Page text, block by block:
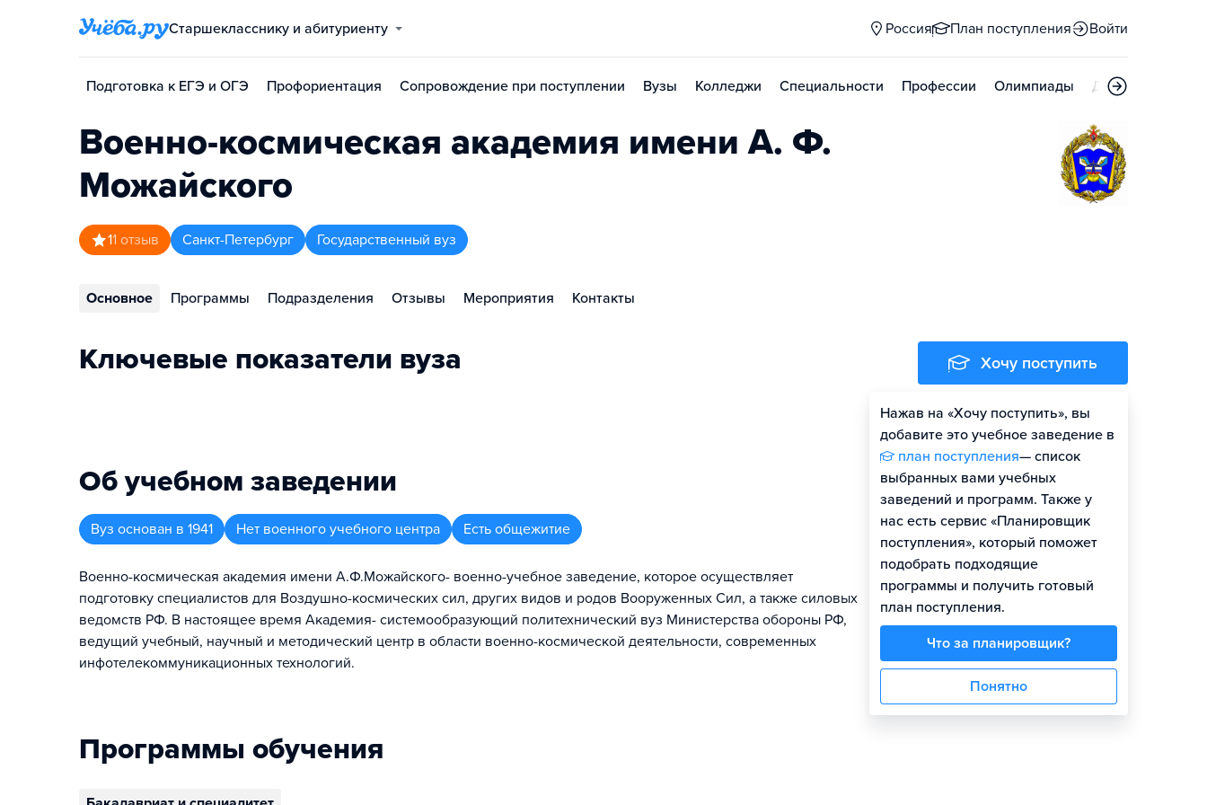
Старшекласснику и абитуриенту Россия План поступления Войти
Подготовка к ЕГЭ и ОГЭ Профориентация Сопровождение при поступлении Вузы Колледжи Специальности Профессии Олимпиады Дни открытых
Военно-космическая академия имени А. Ф.
Можайского
11 отзыв Санкт-Петербург Государственный вуз
Основное Программы Подразделения Отзывы Мероприятия Контакты
Ключевые показатели вуза
Об учебном заведении
Вуз основан в 1941 Нет военного учебного центра Есть общежитие
Военно-космическая академия имени А.Ф.Можайского- военно-учебное заведение, которое осуществляет
подготовку специалистов для Воздушно-космических сил, других видов и родов Вооруженных Сил, а также силовых
ведомств РФ. В настоящее время Академия- системообразующий политехнический вуз Министерства обороны РФ,
ведущий учебный, научный и методический центр в области военно-космической деятельности, современных
инфотелекоммуникационных технологий.
Программы обучения
Хочу поступить
Нажав на «Хочу поступить», вы
добавите это учебное заведение в
план поступления— список
выбранных вами учебных
заведений и программ. Также у
нас есть сервис «Планировщик
поступления», который поможет
подобрать подходящие
программы и получить готовый
план поступления.
Что за планировщик?
Понятно